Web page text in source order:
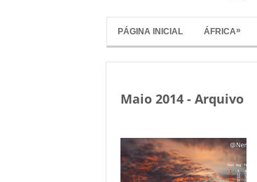
PÁGINA INICIAL ÁFRICA»
Maio 2014 - Arquivo